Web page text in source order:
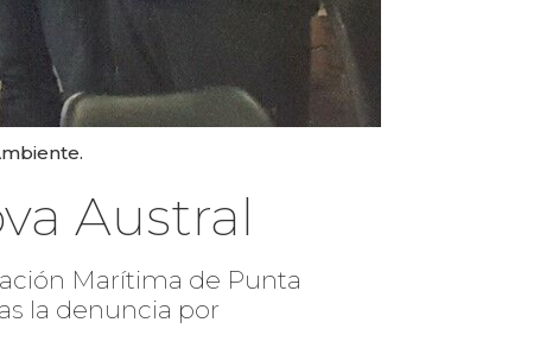
Austral
Marítima de Punta
la denuncia por